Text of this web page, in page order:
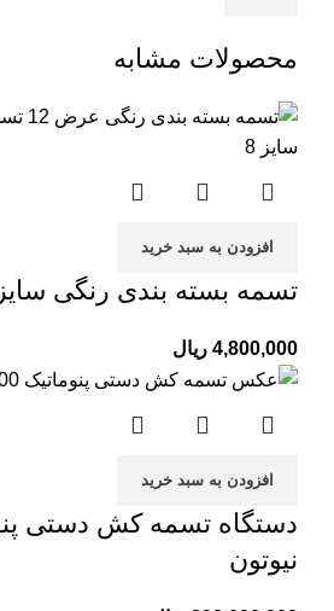
محصولات مشابه
افزودن به سبد خرید
تسمه بسته بندی رنگی سایز 8
4,800,000 ریال
افزودن به سبد خرید
نیوتون